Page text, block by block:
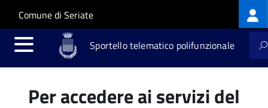
Salta al contenuto principale
Skip to site navigation
Comune di Seriate
Sportello telematico polifunzionale
Per accedere ai servizi del